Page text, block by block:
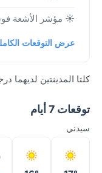
☀️ مؤشر الأشعة
عرض التوقعات
كلتا المدينتين لديهما
توقعات 7 أيام
سيدني